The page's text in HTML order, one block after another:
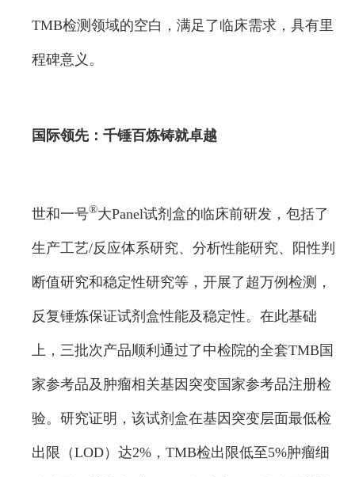
TMB检测领域的空白，满足了临床需求，具有里
程碑意义。
国际领先： 千锤百炼铸就卓越
世和一号®大Panel试剂盒的临床前研发，包括了
生产工艺/反应体系研究、分析性能研究、阳性判
断值研究和稳定性研究等，开展了超万例检测，
反复锤炼保证试剂盒性能及稳定性。在此基础
上，三批次产品顺利通过了中检院的全套TMB国
家参考品及肿瘤相关基因突变国家参考品注册检
验。研究证明，该试剂盒在基因突变层面最低检
出限（LOD）达2%，TMB检出限低至5%肿瘤细